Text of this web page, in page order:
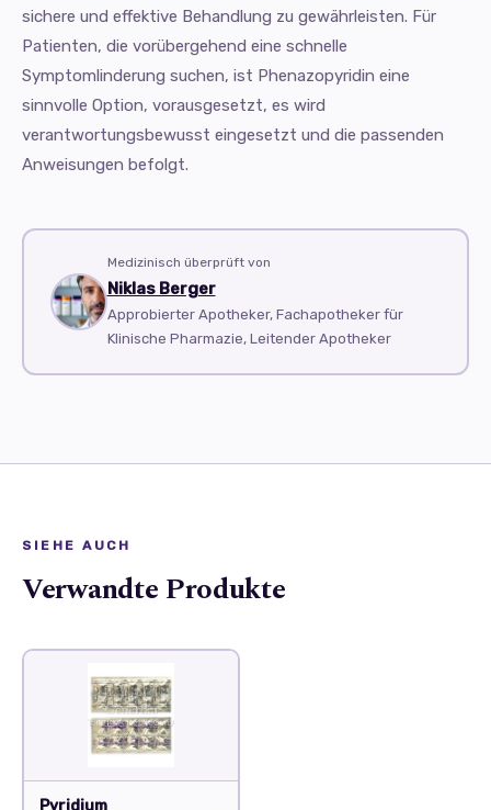
sichere und effektive Behandlung zu gewährleisten. Für
Patienten, die vorübergehend eine schnelle
Symptomlinderung suchen, ist Phenazopyridin eine
sinnvolle Option, vorausgesetzt, es wird
verantwortungsbewusst eingesetzt und die passenden
Anweisungen befolgt.
Medizinisch überprüft von
Niklas Berger
Approbierter Apotheker, Fachapotheker für
Klinische Pharmazie, Leitender Apotheker
SIEHE AUCH
Verwandte Produkte
Pyridium